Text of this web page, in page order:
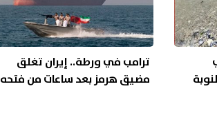
ترامب في ورطة.. إيران تغلق
مضيق هرمز بعد ساعات من فتحه